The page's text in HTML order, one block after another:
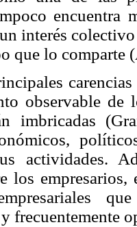
encuentra
interés
que lo comparte
observable de
imbricadas
actividades.
los
frecuentemente